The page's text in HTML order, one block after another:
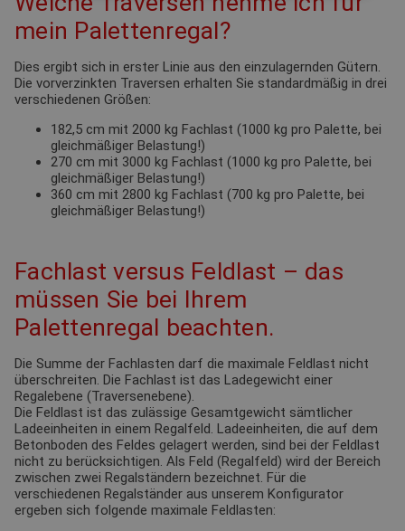
mein Palettenregal?
Dies ergibt sich in erster Linie aus den einzulagernden Gütern.
Die vorverzinkten Traversen erhalten Sie standardmäßig in drei
verschiedenen Größen:
182,5 cm mit 2000 kg Fachlast (1000 kg pro Palette, bei
gleichmäßiger Belastung!)
270 cm mit 3000 kg Fachlast (1000 kg pro Palette, bei
gleichmäßiger Belastung!)
360 cm mit 2800 kg Fachlast (700 kg pro Palette, bei
gleichmäßiger Belastung!)
Fachlast versus Feldlast – das
müssen Sie bei Ihrem
Palettenregal beachten.
Die Summe der Fachlasten darf die maximale Feldlast nicht
überschreiten. Die Fachlast ist das Ladegewicht einer
Regalebene (Traversenebene).
Die Feldlast ist das zulässige Gesamtgewicht sämtlicher
Ladeeinheiten in einem Regalfeld. Ladeeinheiten, die auf dem
Betonboden des Feldes gelagert werden, sind bei der Feldlast
nicht zu berücksichtigen. Als Feld (Regalfeld) wird der Bereich
zwischen zwei Regalständern bezeichnet. Für die
verschiedenen Regalständer aus unserem Konfigurator
ergeben sich folgende maximale Feldlasten: